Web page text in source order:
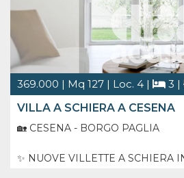
369.000 | Mq 127 | Loc. 4 | 3 |
VILLA A SCHIERA A CESENA
🏡 CESENA - BORGO PAGLIA
✨ NUOVE VILLETTE A SCHIERA